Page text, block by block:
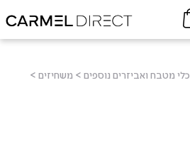
כלי מטבח ואביזרים נוספים > משחיזים >